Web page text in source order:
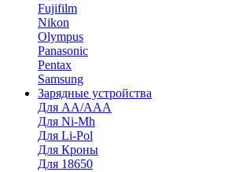
Fujifilm
Nikon
Olympus
Panasonic
Pentax
Samsung
Зарядные устройства
Для AA/AAA
Для Ni-Mh
Для Li-Pol
Для Кроны
Для 18650